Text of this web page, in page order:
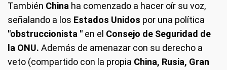
También China ha comenzado a hacer oír su voz,
señalando a los Estados Unidos por una política
"obstruccionista " en el Consejo de Seguridad de
la ONU. Además de amenazar con su derecho a
veto (compartido con la propia China, Rusia, Gran